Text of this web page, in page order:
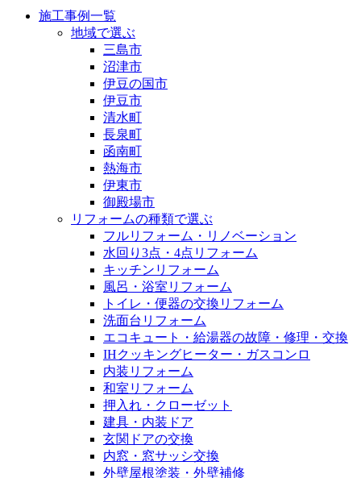
施工事例一覧
地域で選ぶ
三島市
沼津市
伊豆の国市
伊豆市
清水町
長泉町
函南町
熱海市
伊東市
御殿場市
リフォームの種類で選ぶ
フルリフォーム・リノベーション
水回り3点・4点リフォーム
キッチンリフォーム
風呂・浴室リフォーム
トイレ・便器の交換リフォーム
洗面台リフォーム
エコキュート・給湯器の故障・修理・交換
IHクッキングヒーター・ガスコンロ
内装リフォーム
和室リフォーム
押入れ・クローゼット
建具・内装ドア
玄関ドアの交換
内窓・窓サッシ交換
外壁屋根塗装・外壁補修